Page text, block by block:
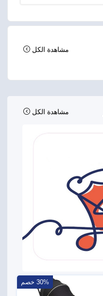
مشاهدة الكل
مشاهدة الكل
30% خصم